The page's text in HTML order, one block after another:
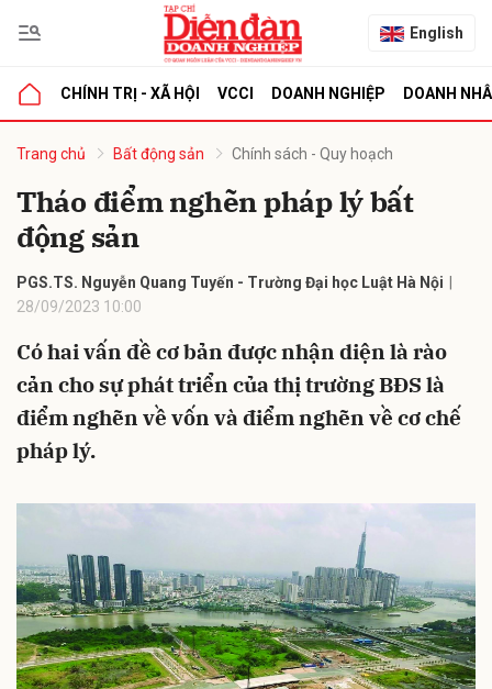
English
CHÍNH TRỊ - XÃ HỘI VCCI DOANH NGHIỆP DOANH
Trang chủ Bất động sản Chính sách - Quy hoạch
Tháo điểm nghẽn pháp lý bất
động sản
PGS.TS. Nguyễn Quang Tuyến - Trường Đại học Luật Hà Nội
28/09/2023 10:00
Có hai vấn đề cơ bản được nhận diện là rào
cản cho sự phát triển của thị trường BĐS là
điểm nghẽn về vốn và điểm nghẽn về cơ chế
pháp lý.
luận